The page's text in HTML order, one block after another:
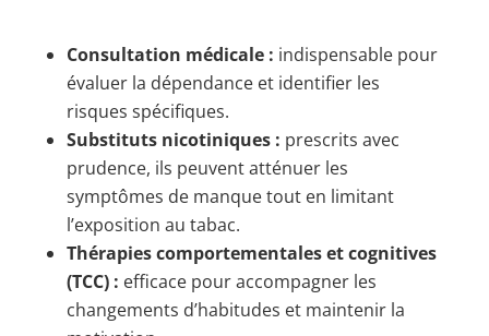
Consultation médicale : indispensable pour
évaluer la dépendance et identifier les
risques spécifiques.
Substituts nicotiniques : prescrits avec
prudence, ils peuvent atténuer les
symptômes de manque tout en limitant
l’exposition au tabac.
Thérapies comportementales et cognitives
(TCC) : efficace pour accompagner les
changements d’habitudes et maintenir la